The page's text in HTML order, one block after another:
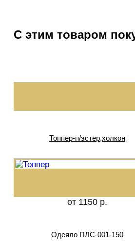
С этим товаром
Топпер-п/эстер,холкон
от 1150 р.
Одеяло ПЛС-001-150